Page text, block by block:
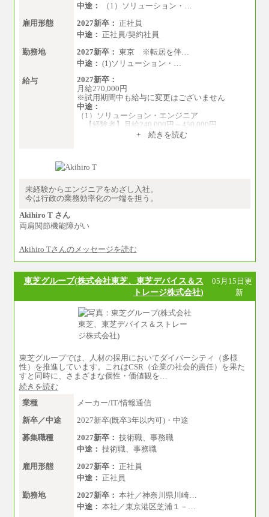
中途：
（1）ソリューション・…
雇用形態
2027新卒： 正社員
中途： 正社員/契約社員
勤務地
2027新卒： 東京 ※転居を伴…
中途： (1)ソリューション・…
給与
2027新卒：
月給270,000円
※試用期間中も給与に変更はございません
中途：
（1）ソリューション・エンジニア
【経験者】月給240,000円～450,000円
※地域や業務内容によって変動がありま
す
（2）一般事務
月給210,000円～350,000円
※地域や業務内容によって変動があります
（3）庶務/軽作業
月給220,000円～250,000円
※試用期間中も給与に変更はございません
+ 続きを読む
未経験からエンジニアをめざし入社。
今は行政の業務効率化の一端を担う。
Akihiro T さん
両肩関節機能障がい
Akihiro Tさんのメッセージを読む
東芝グループ(株式会社東芝、東芝デバイス＆ス
トレージ株式会社)
05月15日更
新
東芝グループでは、人材の採用においてダイバーシティ（多様
性）を推進しています。これはCSR（企業の社会的責任）を果た
すと同時に、さまざまな個性・価値観を…
続きを読む
業種
メーカー/IT/情報通信
新卒／中途
2027新卒(既卒3年以内可)・中途
募集職種
2027新卒： 技術職、事務職
中途： 技術職、事務職
雇用形態
2027新卒： 正社員
中途： 正社員
勤務地
2027新卒： 本社／神奈川県川崎…
中途： 本社／東京港区芝浦１－…